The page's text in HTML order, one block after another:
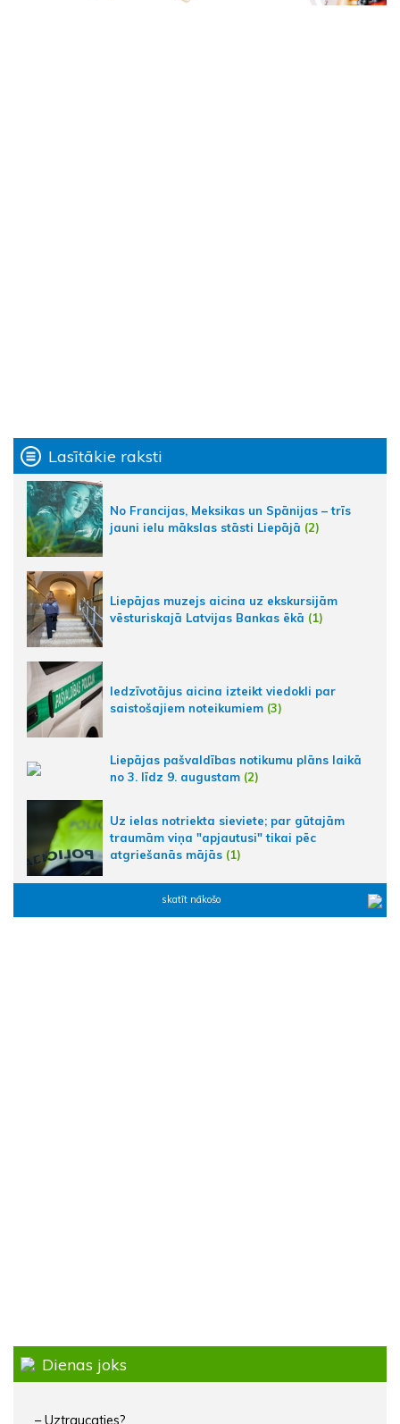
Lasītākie raksti
No Francijas, Meksikas un Spānijas – trīs
jauni ielu mākslas stāsti Liepājā (2)
Liepājas muzejs aicina uz ekskursijām
vēsturiskajā Latvijas Bankas ēkā (1)
Iedzīvotājus aicina izteikt viedokli par
saistošajiem noteikumiem (3)
Liepājas pašvaldības notikumu plāns laikā
no 3. līdz 9. augustam (2)
Uz ielas notriekta sieviete; par gūtajām
traumām viņa "apjautusi" tikai pēc
atgriešanās mājās (1)
skatīt nākošo
Dienas joks
– Uztraucaties?